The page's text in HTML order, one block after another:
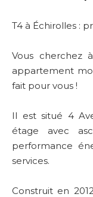
T4 à Échirolles :
Vous cherchez
appartement
fait pour vous !
Il est situé 4
étage avec
performance
services.
Construit en